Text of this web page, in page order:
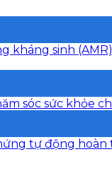
sinh
sóc sức khỏe
tự động hoàn